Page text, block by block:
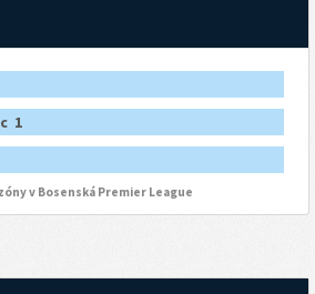
1
v Bosenská Premier League